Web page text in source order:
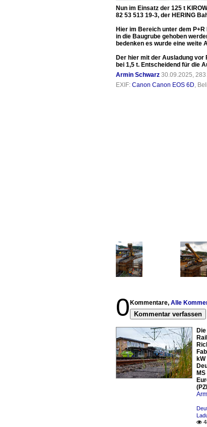
Nun im Einsatz der 125 t
82 53 513 19-3, der HERING
Hier im Bereich unter dem
in die Baugrube gehoben
bedenken es wurde eine weite
Der hier mit der Ausladung vor
bei 1,5 t. Entscheidend für die
Armin Schwarz 30.09.2025,
EXIF: Canon Canon EOS 6D,
0 Kommentare, Alle
Kommentar verfassen
